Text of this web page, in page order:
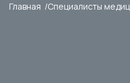
Главная Специалисты